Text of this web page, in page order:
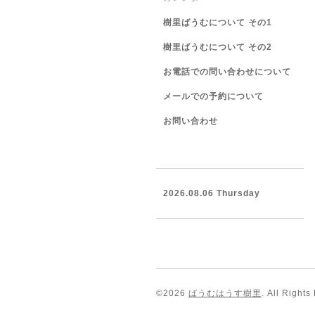
樹里ばうむについて その1
樹里ばうむについて その2
お電話での問い合わせについて
メールでの予約について
お問い合わせ
2026.08.06 Thursday
©2026 ばうむはうす樹里 . All Rights